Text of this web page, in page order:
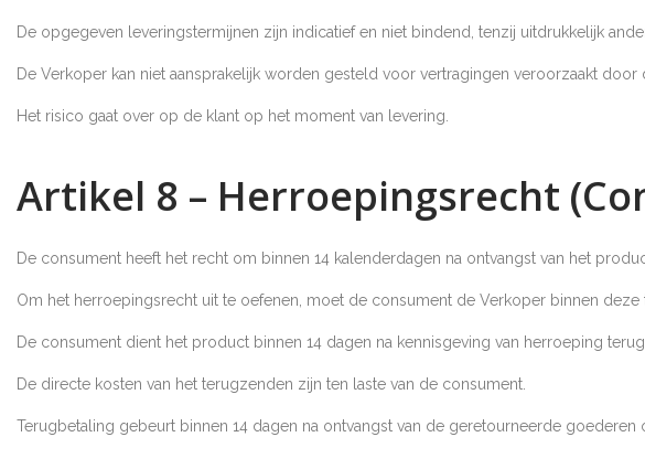
De opgegeven leveringstermijnen zijn indicatief en niet bindend, tenzij uitdrukkelijk
De Verkoper kan niet aansprakelijk worden gesteld voor vertragingen veroorzaakt door
Het risico gaat over op de klant op het moment van levering.
Artikel 8 – Herroepingsrecht
De consument heeft het recht om binnen 14 kalenderdagen na ontvangst van het
Om het herroepingsrecht uit te oefenen, moet de consument de Verkoper binnen
De consument dient het product binnen 14 dagen na kennisgeving van herroeping terug
De directe kosten van het terugzenden zijn ten laste van de consument.
Terugbetaling gebeurt binnen 14 dagen na ontvangst van de geretourneerde goederen